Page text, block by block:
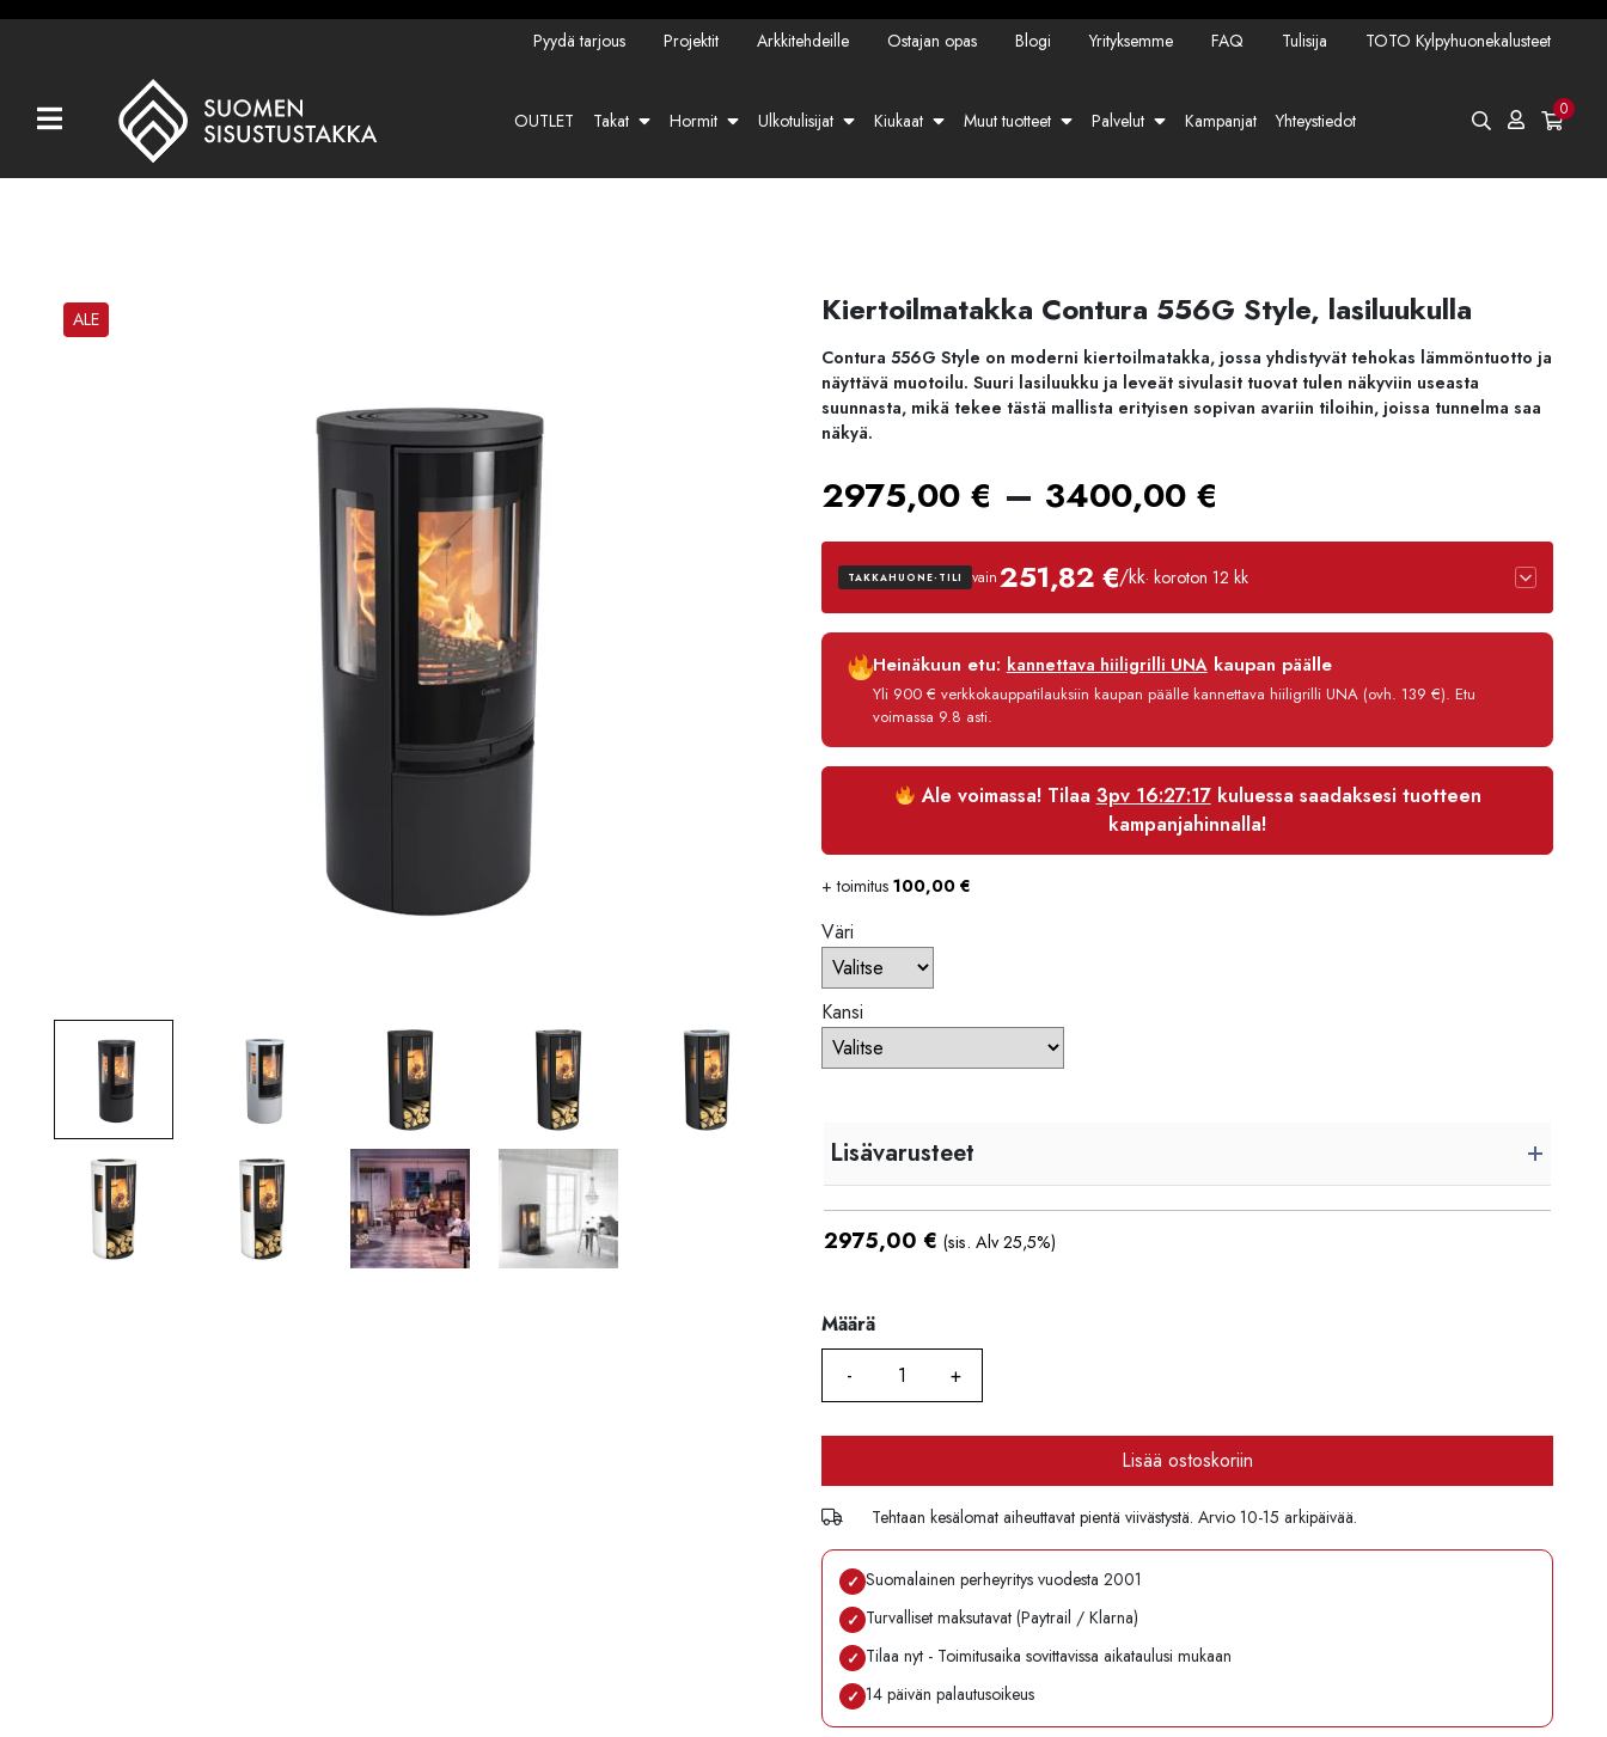
Kaikki tuotteet
Takat
Hormit
FAQ
Kylpyhuonekalusteet
Pyydä tarjous Projektit Arkkitehdeille Ostajan opas Blogi Yrityksemme FAQ Tulisija TOTO Kylpyhuonekalusteet
OUTLET Takat Hormit Ulkotulisijat Kiukaat Muut tuotteet Palvelut Kampanjat Yhteystiedot 0
ALE Kiertoilmatakka Contura 556G Style, lasiluukulla
Contura 556G Style on moderni kiertoilmatakka, jossa yhdistyvät tehokas lämmöntuotto ja
näyttävä muotoilu. Suuri lasiluukku ja leveät sivulasit tuovat tulen näkyviin useasta
suunnasta, mikä tekee tästä mallista erityisen sopivan avariin tiloihin, joissa tunnelma saa
näkyä.
2975,00 € – 3400,00 €
2975,00 €
-
3400,00 €
TAKKAHUONE-TILI vain251,82 €/kk· koroton 12 kk
Luottoaika
Korko
Käsittelymaksu
Heinäkuun etu: kannettava hiiligrilli UNAkaupan päälle
Yli 900 € verkkokauppatilauksiin kaupan päälle kannettava hiiligrilli UNA (ovh. 139 €). Etu
voimassa 9.8 asti.
Ale voimassa! Tilaa 3pv 16:27:16 kuluessa saadaksesi tuotteen
kampanjahinnalla!
+ toimitus 100,00 €
Väri
Kansi
Lisävarusteet
2975,00 € (sis. Alv 25,5%)
Määrä
Määrä
Lisää ostoskoriin
Tehtaan kesälomat aiheuttavat pientä viivästystä. Arvio 10-15 arkipäivää.
✓ Suomalainen perheyritys vuodesta 2001
✓ Turvalliset maksutavat (Paytrail / Klarna)
✓ Tilaa nyt - Toimitusaika sovittavissa aikataulusi mukaan
✓ 14 päivän palautusoikeus